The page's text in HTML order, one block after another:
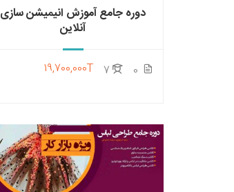
دوره جامع آموزش انیمیشن سازی
آنلاین
0
7
19,700,000T